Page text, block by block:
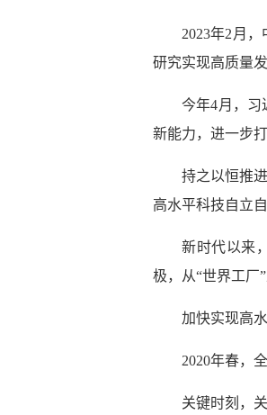
2023年2月
研究实现高质量
今年4月，习
新能力，进一步
持之以恒推
高水平科技自立
新时代以来
极，从“世界工厂
加快实现高
2020年春，
关键时刻，